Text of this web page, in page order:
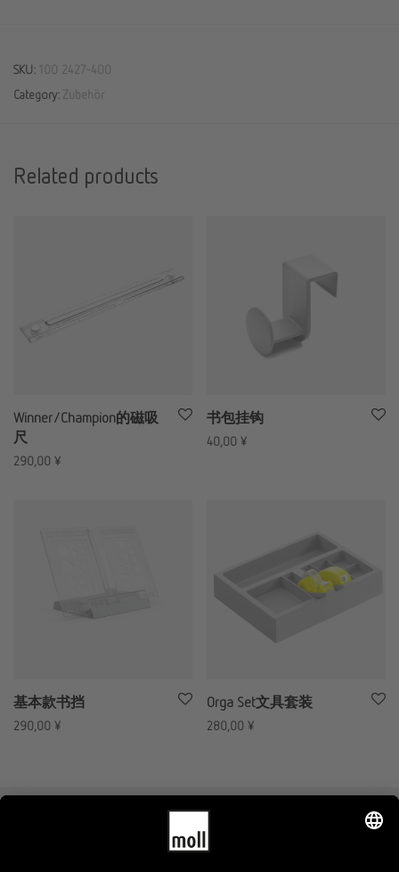
SKU: 100 2427-400
Category: Zubehör
Related products
Winner/Champion的磁吸
尺
290,00 ¥
书包挂钩
40,00 ¥
基本款书挡
290,00 ¥
Orga Set文具套装
280,00 ¥